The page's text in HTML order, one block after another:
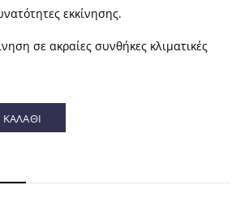
εκκίνησης.
σε ακραίες συνθήκες κλιματικές
ΚΑΛΑΘΙ